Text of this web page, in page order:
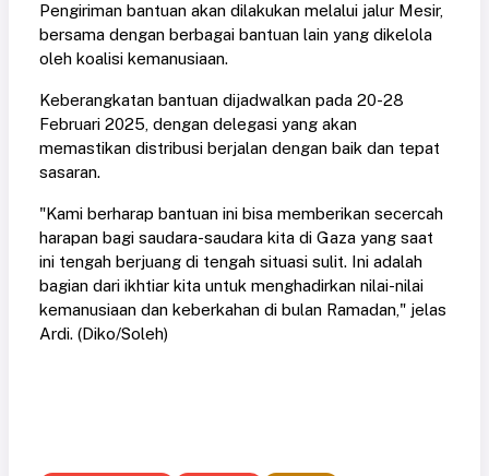
Pengiriman bantuan akan dilakukan melalui jalur Mesir,
bersama dengan berbagai bantuan lain yang dikelola
oleh koalisi kemanusiaan.
Keberangkatan bantuan dijadwalkan pada 20-28
Februari 2025, dengan delegasi yang akan
memastikan distribusi berjalan dengan baik dan tepat
sasaran.
"Kami berharap bantuan ini bisa memberikan secercah
harapan bagi saudara-saudara kita di Gaza yang saat
ini tengah berjuang di tengah situasi sulit. Ini adalah
bagian dari ikhtiar kita untuk menghadirkan nilai-nilai
kemanusiaan dan keberkahan di bulan Ramadan," jelas
Ardi. (Diko/Soleh)